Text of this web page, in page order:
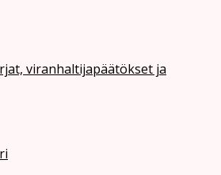
viranhaltijapäätökset ja